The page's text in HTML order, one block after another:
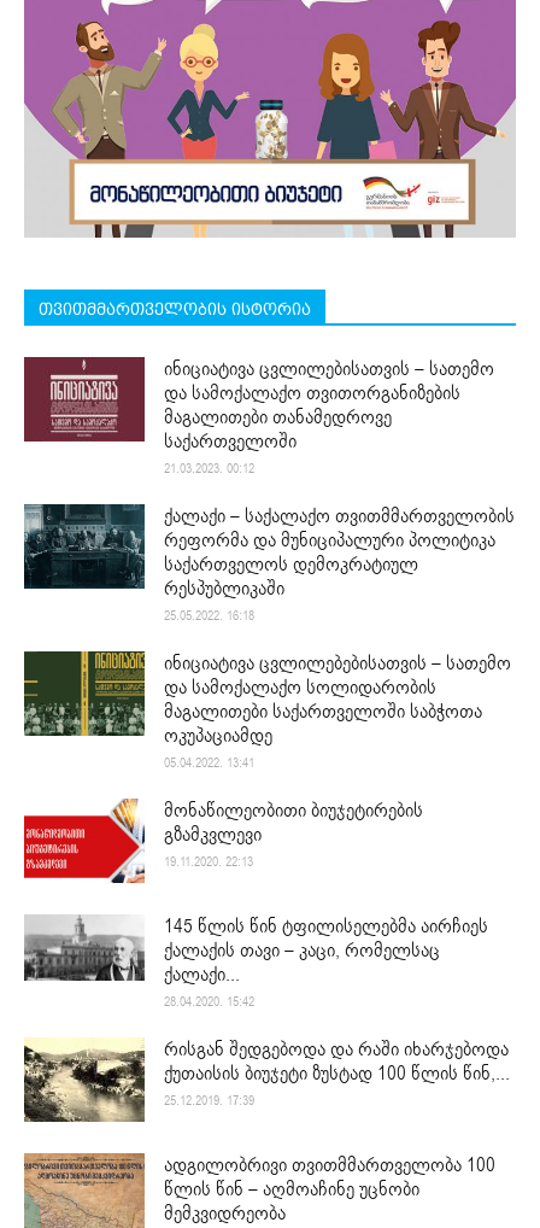
თვითმმართველობის ისტორია
ინიციატივა ცვლილებისათვის – სათემო
და სამოქალაქო თვითორგანიზების
მაგალითები თანამედროვე
საქართველოში
21.03.2023. 00:12
ქალაქი – საქალაქო თვითმმართველობის
რეფორმა და მუნიციპალური პოლიტიკა
საქართველოს დემოკრატიულ
რესპუბლიკაში
25.05.2022. 16:18
ინიციატივა ცვლილებებისათვის – სათემო
და სამოქალაქო სოლიდარობის
მაგალითები საქართველოში საბჭოთა
ოკუპაციამდე
05.04.2022. 13:41
მონაწილეობითი ბიუჯეტირების
გზამკვლევი
19.11.2020. 22:13
145 წლის წინ ტფილისელებმა აირჩიეს
ქალაქის თავი – კაცი, რომელსაც
ქალაქი...
28.04.2020. 15:42
რისგან შედგებოდა და რაში იხარჯებოდა
ქუთაისის ბიუჯეტი ზუსტად 100 წლის წინ,...
25.12.2019. 17:39
ადგილობრივი თვითმმართველობა 100
წლის წინ – აღმოაჩინე უცნობი
მემკვიდრეობა